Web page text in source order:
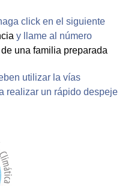
click en el siguiente
y llame al número
una familia preparada
utilizar la vías
realizar un rápido despeje